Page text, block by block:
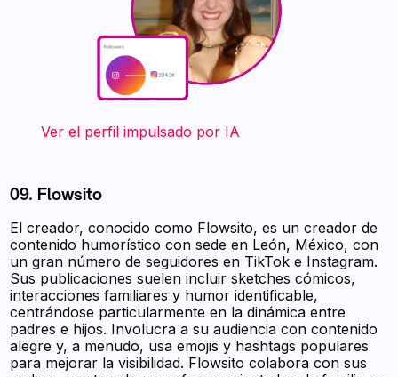
‍ ‍ ‍ ‍ ‍ ‍ ‍ Ver el perfil impulsado por IA
09. Flowsito
El creador, conocido como Flowsito, es un creador de
contenido humorístico con sede en León, México, con
un gran número de seguidores en TikTok e Instagram.
Sus publicaciones suelen incluir sketches cómicos,
interacciones familiares y humor identificable,
centrándose particularmente en la dinámica entre
padres e hijos. Involucra a su audiencia con contenido
alegre y, a menudo, usa emojis y hashtags populares
para mejorar la visibilidad. Flowsito colabora con sus